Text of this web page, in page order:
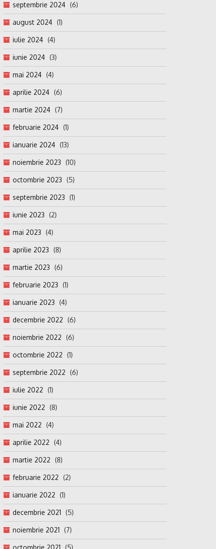
septembrie 2024 (6)
august 2024 (1)
iulie 2024 (4)
iunie 2024 (3)
mai 2024 (4)
aprilie 2024 (6)
martie 2024 (7)
februarie 2024 (1)
ianuarie 2024 (13)
noiembrie 2023 (10)
octombrie 2023 (5)
septembrie 2023 (1)
iunie 2023 (2)
mai 2023 (4)
aprilie 2023 (8)
martie 2023 (6)
februarie 2023 (1)
ianuarie 2023 (4)
decembrie 2022 (6)
noiembrie 2022 (6)
octombrie 2022 (1)
septembrie 2022 (6)
iulie 2022 (1)
iunie 2022 (8)
mai 2022 (4)
aprilie 2022 (4)
martie 2022 (8)
februarie 2022 (2)
ianuarie 2022 (1)
decembrie 2021 (5)
noiembrie 2021 (7)